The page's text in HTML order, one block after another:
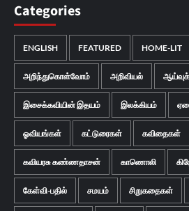
Categories
ENGLISH FEATURED HOME-LIT
அறிந்துகொள்வோம் அறிவியல்
இசைக்கவியின் இதயம் இலக்கியம்
ஓவியங்கள் கட்டுரைகள் கவிதைகள்
கவியரசு கண்ணதாசன் காணொலி
கேள்வி-பதில் சமயம் சிறுகதைகள்